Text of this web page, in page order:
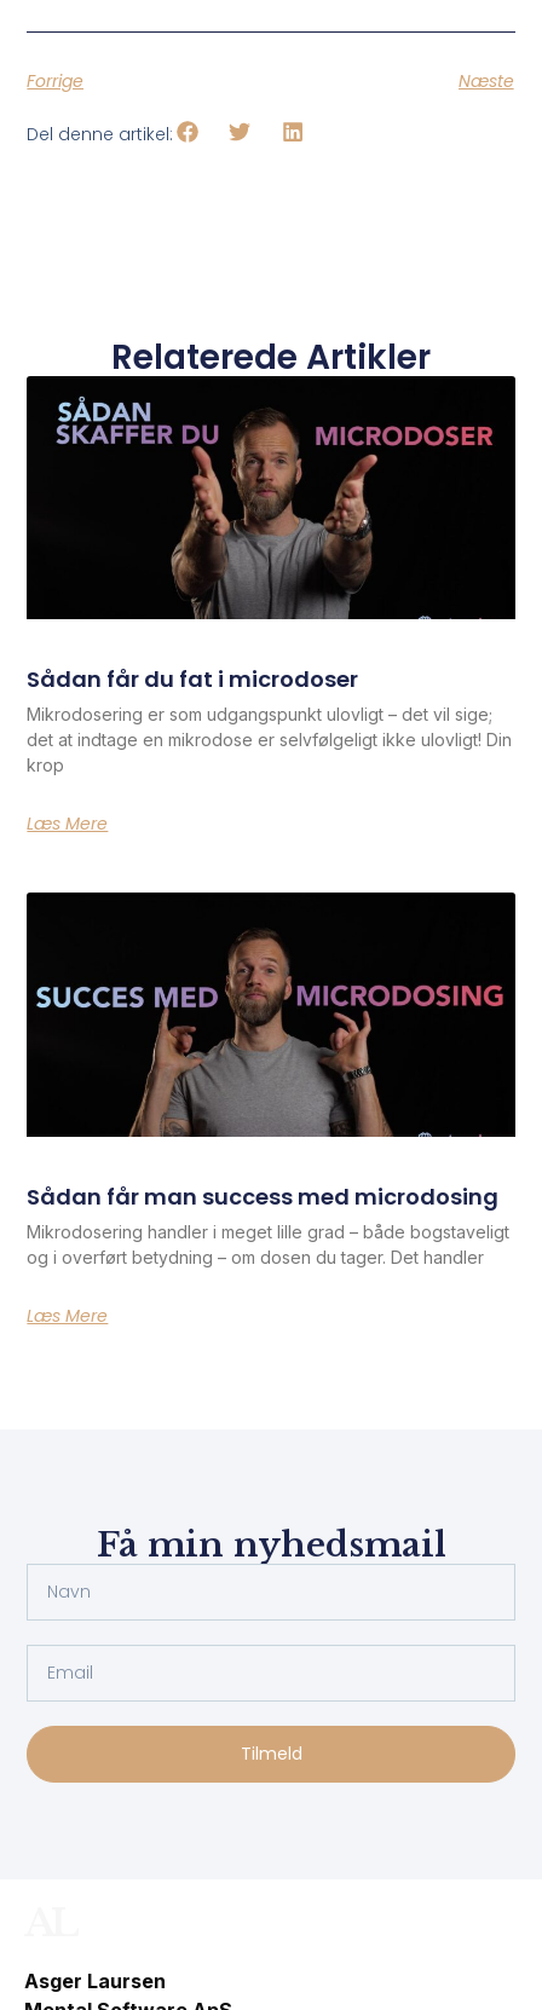
Forrige Næste
Del denne artikel:
Relaterede Artikler
Sådan får du fat i microdoser
Mikrodosering er som udgangspunkt ulovligt – det vil sige;
det at indtage en mikrodose er selvfølgeligt ikke ulovligt! Din
krop
Læs Mere
Sådan får man success med microdosing
Mikrodosering handler i meget lille grad – både bogstaveligt
og i overført betydning – om dosen du tager. Det handler
Læs Mere
Få min nyhedsmail
Tilmeld
Asger Laursen